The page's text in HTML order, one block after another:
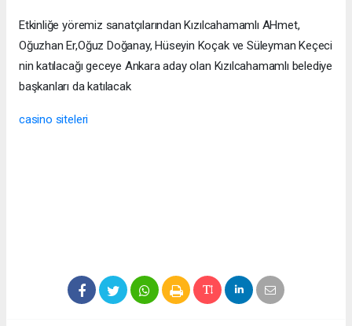
Etkinliğe yöremiz sanatçılarından Kızılcahamamlı AHmet,
Oğuzhan Er,Oğuz Doğanay, Hüseyin Koçak ve Süleyman Keçeci
nin katılacağı geceye Ankara aday olan Kızılcahamamlı belediye
başkanları da katılacak
casino siteleri